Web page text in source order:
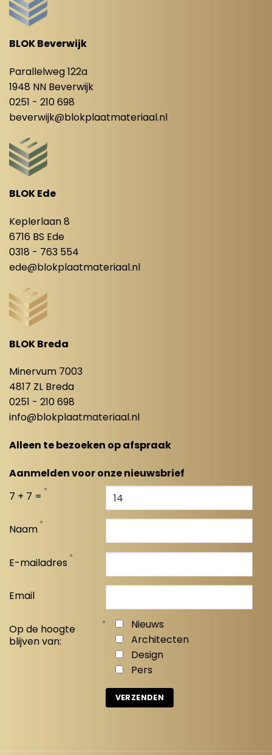
BLOK Beverwijk
Parallelweg 122a
1948 NN Beverwijk
0251 - 210 698
beverwijk@blokplaatmateriaal.nl
BLOK Ede
Keplerlaan 8
6716 BS Ede
0318 - 763 554
ede@blokplaatmateriaal.nl
BLOK Breda
Minervum 7003
4817 ZL Breda
0251 - 210 698
info@blokplaatmateriaal.nl
Alleen te bezoeken op afspraak
Aanmelden voor onze nieuwsbrief
7 + 7 = *
Naam *
E-mailadres *
Email
Op de hoogte
blijven van:
*
Nieuws
Architecten
Design
Pers